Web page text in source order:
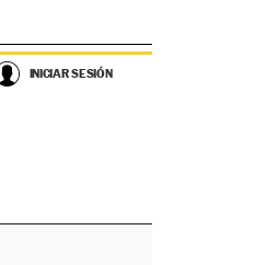
INICIAR SESIÓN